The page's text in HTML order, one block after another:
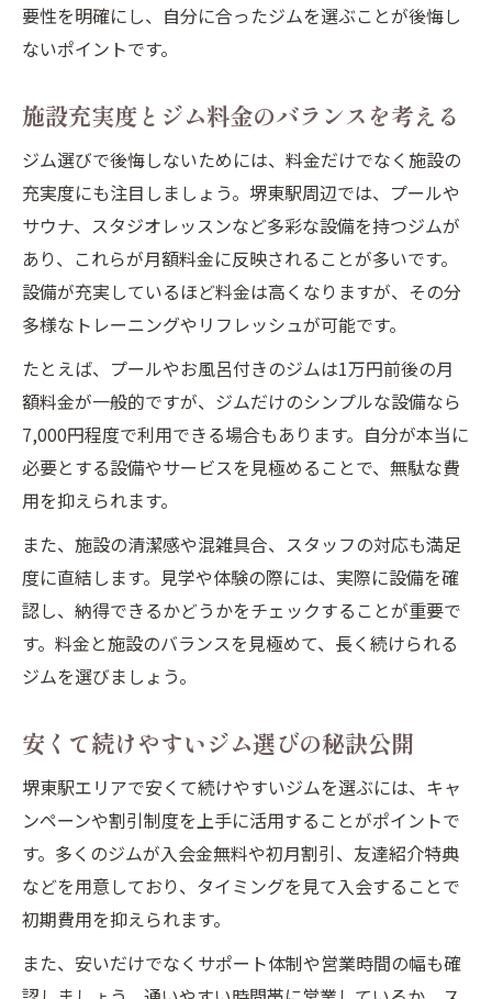
要性を明確にし、自分に合ったジムを選ぶことが後悔し
ないポイントです。
施設充実度とジム料金のバランスを考える
ジム選びで後悔しないためには、料金だけでなく施設の
充実度にも注目しましょう。堺東駅周辺では、プールや
サウナ、スタジオレッスンなど多彩な設備を持つジムが
あり、これらが月額料金に反映されることが多いです。
設備が充実しているほど料金は高くなりますが、その分
多様なトレーニングやリフレッシュが可能です。
たとえば、プールやお風呂付きのジムは1万円前後の月
額料金が一般的ですが、ジムだけのシンプルな設備なら
7,000円程度で利用できる場合もあります。自分が本当に
必要とする設備やサービスを見極めることで、無駄な費
用を抑えられます。
また、施設の清潔感や混雑具合、スタッフの対応も満足
度に直結します。見学や体験の際には、実際に設備を確
認し、納得できるかどうかをチェックすることが重要で
す。料金と施設のバランスを見極めて、長く続けられる
ジムを選びましょう。
安くて続けやすいジム選びの秘訣公開
堺東駅エリアで安くて続けやすいジムを選ぶには、キャ
ンペーンや割引制度を上手に活用することがポイントで
す。多くのジムが入会金無料や初月割引、友達紹介特典
などを用意しており、タイミングを見て入会することで
初期費用を抑えられます。
また、安いだけでなくサポート体制や営業時間の幅も確